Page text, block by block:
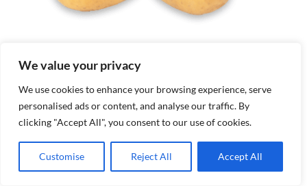
We value your privacy
We use cookies to enhance your browsing experience, serve
personalised ads or content, and analyse our traffic. By
clicking "Accept All", you consent to our use of cookies.
Customise Reject All Accept All
Aromata
Details